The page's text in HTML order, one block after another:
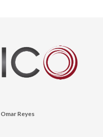
Omar Reyes